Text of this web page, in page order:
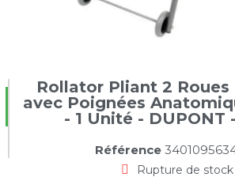
Rollator Pliant 2 Roues
avec Poignées
- 1 Unité - DUPONT
Référence
Rupture de stock